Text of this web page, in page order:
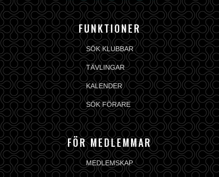
FUNKTIONER
SÖK KLUBBAR
TÄVLINGAR
KALENDER
SÖK FÖRARE
FÖR MEDLEMMAR
MEDLEMSKAP